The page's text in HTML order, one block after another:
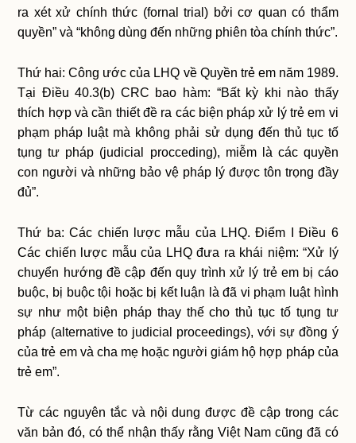
ra xét xử chính thức (fornal trial) bởi cơ quan có thẩm
quyền” và “không dùng đến những phiên tòa chính thức”.
Thứ hai: Công ước của LHQ về Quyền trẻ em năm 1989.
Tại Điều 40.3(b) CRC bao hàm: “Bất kỳ khi nào thấy
thích hợp và cần thiết đề ra các biện pháp xử lý trẻ em vi
phạm pháp luật mà không phải sử dụng đến thủ tục tố
tụng tư pháp (judicial procceding), miễm là các quyền
con người và những bảo vệ pháp lý được tôn trọng đầy
đủ”.
Thứ ba: Các chiến lược mẫu của LHQ. Điểm I Điều 6
Các chiến lược mẫu của LHQ đưa ra khái niệm: “Xử lý
chuyển hướng đề cập đến quy trình xử lý trẻ em bị cáo
buộc, bị buộc tội hoặc bị kết luận là đã vi phạm luật hình
sự như một biện pháp thay thế cho thủ tục tố tụng tư
pháp (alternative to judicial proceedings), với sự đồng ý
của trẻ em và cha mẹ hoặc người giám hộ hợp pháp của
trẻ em”.
Từ các nguyên tắc và nội dung được đề cập trong các
văn bản đó, có thể nhận thấy rằng Việt Nam cũng đã có